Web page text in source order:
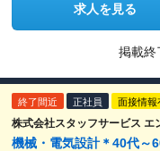
求人を見る
掲載終
終了間近 正社員 面接情報
株式会社スタッフサービス エ
機械・電気設計＊40代～